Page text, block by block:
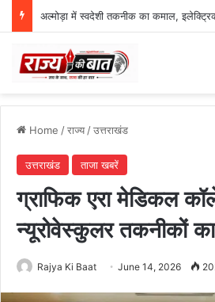
Home /राज्य/उत्तराखंड
उत्तराखंड ताजा खबरें
ग्राफिक एरा मेडिकल
न्यूरोवेस्कुलर तकनीकों का
Rajya Ki Baat June 14, 2026